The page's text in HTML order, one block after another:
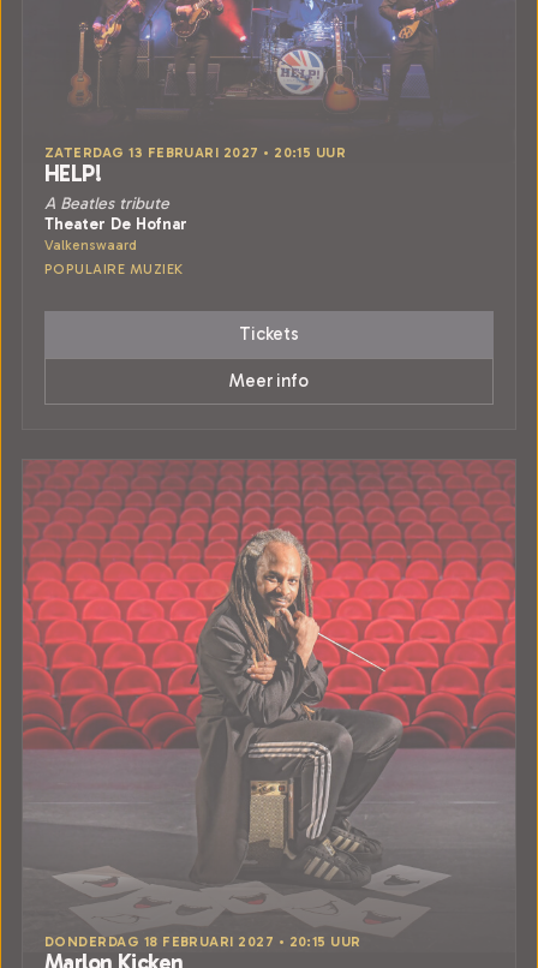
ZATERDAG 13 FEBRUARI 2027 • 20:15 UUR
HELP!
A Beatles tribute
Theater De Hofnar
Valkenswaard
POPULAIRE MUZIEK
Tickets
Meer info
DONDERDAG 18 FEBRUARI 2027 • 20:15 UUR